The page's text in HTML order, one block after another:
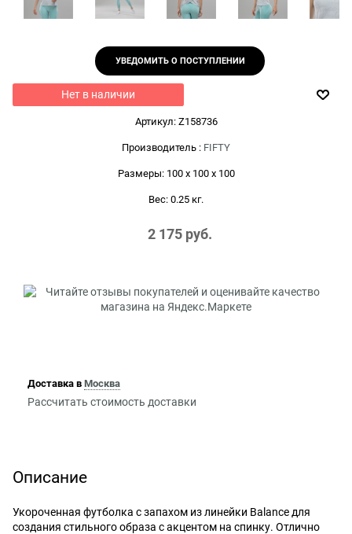
УВЕДОМИТЬ О ПОСТУПЛЕНИИ
Нет в наличии
Артикул: Z158736
Производитель : FIFTY
Размеры: 100 x 100 x 100
Вес: 0.25 кг.
2 175 руб.
Доставка в Москва
Рассчитать стоимость доставки
Описание
Укороченная футболка с запахом из линейки Balance для
создания стильного образа с акцентом на спинку. Отлично